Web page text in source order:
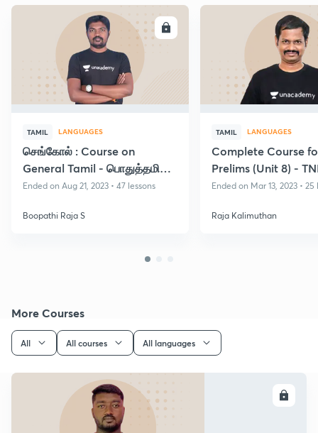
ENROLL
TAMIL LANGUAGES
செங்கோல் : Course on
General Tamil - பொதுத்தமிழ்
(Based on New Book &
Ended on Aug 21, 2023 • 47 lessons
Boopathi Raja S
TAMIL LANGUAGES
Complete Course
Prelims (Unit 8) -
Ended on Mar 13, 2023 • 25
Raja Kalimuthan
More Courses
All All courses All languages